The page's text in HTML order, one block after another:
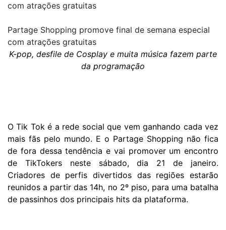
com atrações gratuitas
Partage Shopping promove final de semana especial
com atrações gratuitas
K-pop, desfile de Cosplay e muita música fazem parte
da programação
O Tik Tok é a rede social que vem ganhando cada vez
mais fãs pelo mundo. E o Partage Shopping não fica
de fora dessa tendência e vai promover um encontro
de TikTokers neste sábado, dia 21 de janeiro.
Criadores de perfis divertidos das regiões estarão
reunidos a partir das 14h, no 2º piso, para uma batalha
de passinhos dos principais hits da plataforma.